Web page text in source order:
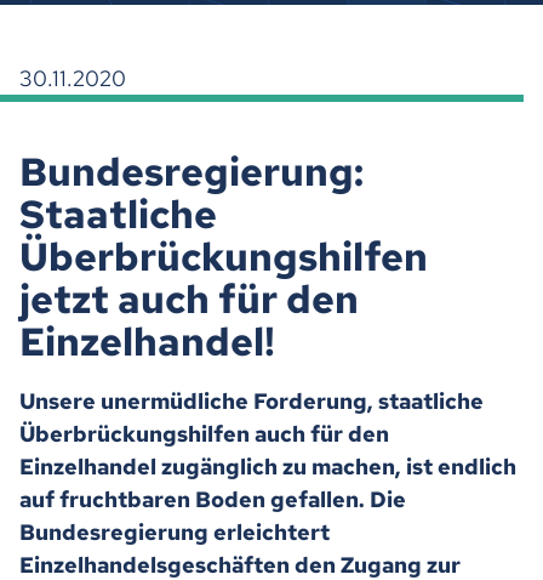
30.11.2020
Bundesregierung:
Staatliche
Überbrückungshilfen
jetzt auch für den
Einzelhandel!
Unsere unermüdliche Forderung, staatliche
Überbrückungshilfen auch für den
Einzelhandel zugänglich zu machen, ist endlich
auf fruchtbaren Boden gefallen. Die
Bundesregierung erleichtert
Einzelhandelsgeschäften den Zugang zur